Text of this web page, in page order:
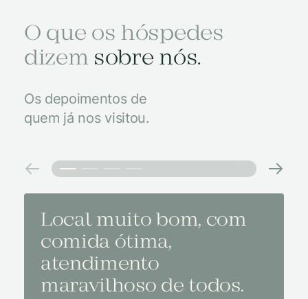
O que os hóspedes
dizem sobre nós.
Os depoimentos de
quem já nos visitou.
Local muito bom, com
comida ótima,
atendimento
maravilhoso de todos.